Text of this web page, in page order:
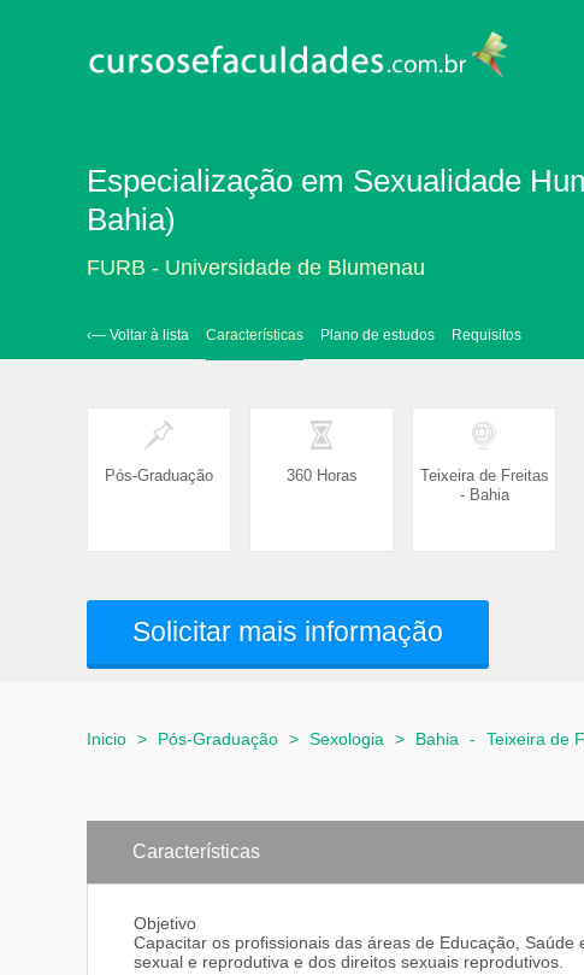
Especialização em Sexualidade
Bahia)
FURB - Universidade de Blumenau
‹— Voltar à lista Características Plano de estudos Requisitos
Pós-Graduação 360 Horas
Teixeira de Freitas
- Bahia
Solicitar mais informação
Inicio > Pós-Graduação > Sexologia > Bahia - Teixeira de
Características
Objetivo
Capacitar os profissionais das áreas de Educação,
sexual e reprodutiva e dos direitos sexuais reprodutivos.